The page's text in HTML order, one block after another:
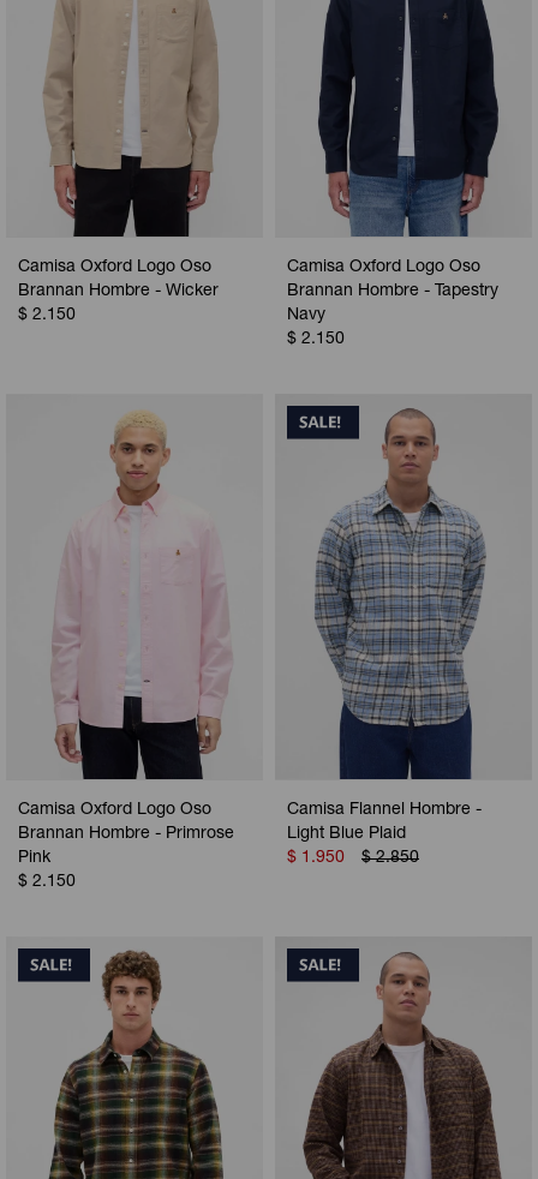
Camisa Oxford Logo Oso
Brannan Hombre - Wicker
$ 2.150
Camisa Oxford Logo Oso
Brannan Hombre - Tapestry
Navy
$ 2.150
Camisa Oxford Logo Oso
Brannan Hombre - Primrose
Pink
$ 2.150
Camisa Flannel Hombre -
Light Blue Plaid
$ 1.950 $ 2.850